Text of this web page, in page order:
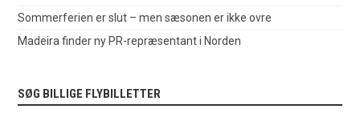
Sommerferien er slut – men sæsonen er ikke ovre
Madeira finder ny PR-repræsentant i Norden
SØG BILLIGE FLYBILLETTER